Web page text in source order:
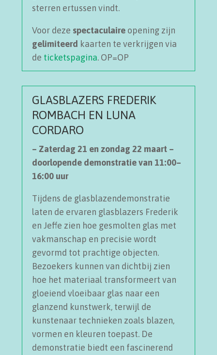
sterren ertussen vindt.
Voor deze spectaculaireopening zijn
gelimiteerd kaarten te verkrijgen via
de ticketspagina. OP=OP
GLASBLAZERS FREDERIK
ROMBACH EN LUNA
CORDARO
– Zaterdag 21 en zondag 22 maart –
doorlopende demonstratie van 11:00–
16:00 uur
Tijdens de glasblazendemonstratie
laten de ervaren glasblazers Frederik
en Jeffe zien hoe gesmolten glas met
vakmanschap en precisie wordt
gevormd tot prachtige objecten.
Bezoekers kunnen van dichtbij zien
hoe het materiaal transformeert van
gloeiend vloeibaar glas naar een
glanzend kunstwerk, terwijl de
kunstenaar technieken zoals blazen,
vormen en kleuren toepast. De
demonstratie biedt een fascinerend